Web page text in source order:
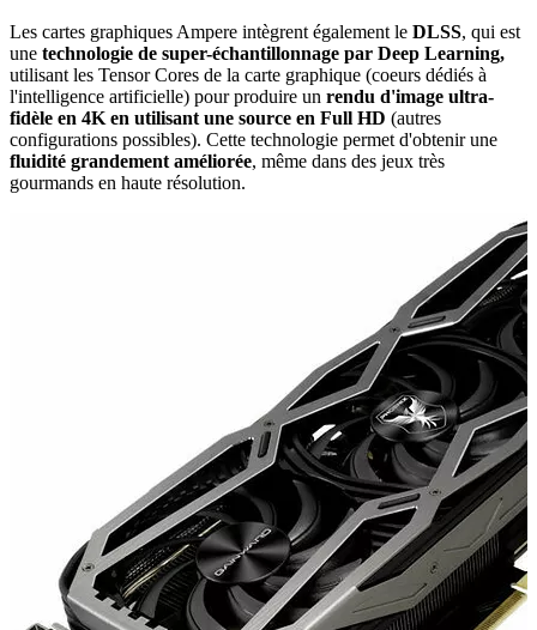
Les cartes graphiques Ampere intègrent également le DLSS, qui est
une technologie de super-échantillonnage par Deep Learning,
utilisant les Tensor Cores de la carte graphique (coeurs dédiés à
l'intelligence artificielle) pour produire un rendu d'image ultra-
fidèle en 4K en utilisant une source en Full HD (autres
configurations possibles). Cette technologie permet d'obtenir une
fluidité grandement améliorée, même dans des jeux très
gourmands en haute résolution.